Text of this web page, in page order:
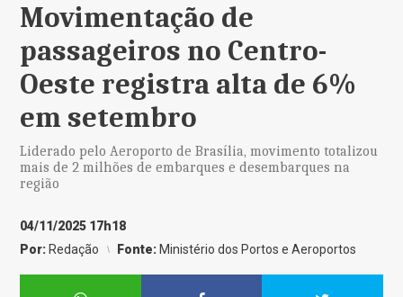
Movimentação de
passageiros no Centro-
Oeste registra alta de 6%
em setembro
Liderado pelo Aeroporto de Brasília, movimento totalizou
mais de 2 milhões de embarques e desembarques na
região
04/11/2025 17h18
Por: Redação Fonte: Ministério dos Portos e Aeroportos